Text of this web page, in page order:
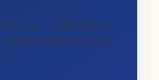
历认证、归国手续有任
路将为您提供专业指导